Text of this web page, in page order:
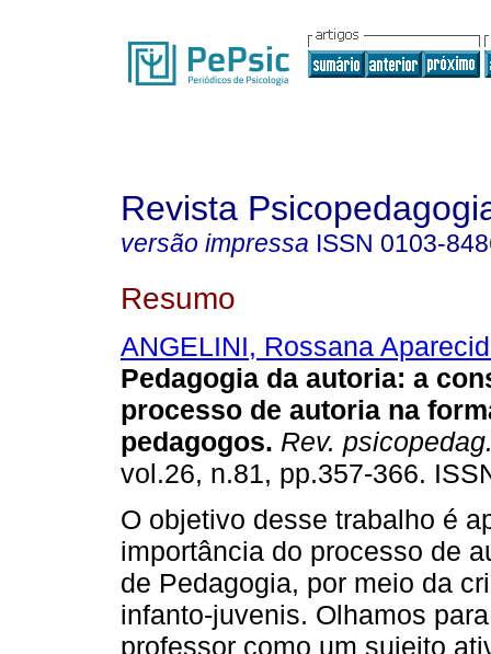
Revista
versão impressa ISSN 0103-
Resumo
ANGELINI, Rossana
Pedagogia da autoria: a
processo de autoria na
pedagogos. Rev.
vol.26, n.81, pp.357-366.
O objetivo desse trabalho é
importância do processo de
de Pedagogia, por meio da
infanto-juvenis. Olhamos
professor como um sujeito